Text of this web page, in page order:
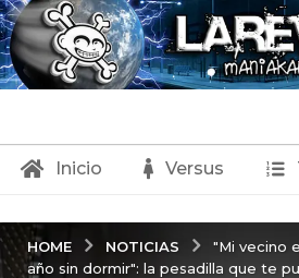
Inicio Versus
HOME NOTICIAS
"Mi vecino
año sin dormir": la pesadilla que te